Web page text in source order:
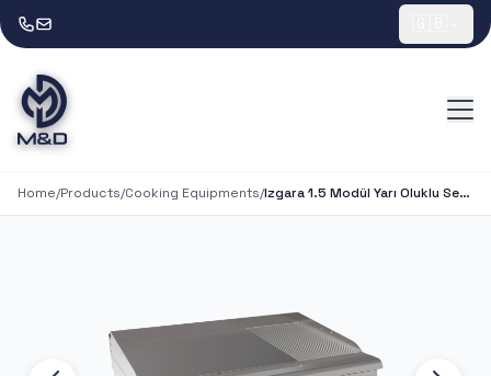
Home/Products/Cooking Equipments/ Izgara 1.5 Modül Yarı Oluklu Set Üstü